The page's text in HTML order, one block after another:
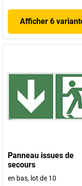
Afficher 6
Panneau issues de
secours
en bas, lot de 10